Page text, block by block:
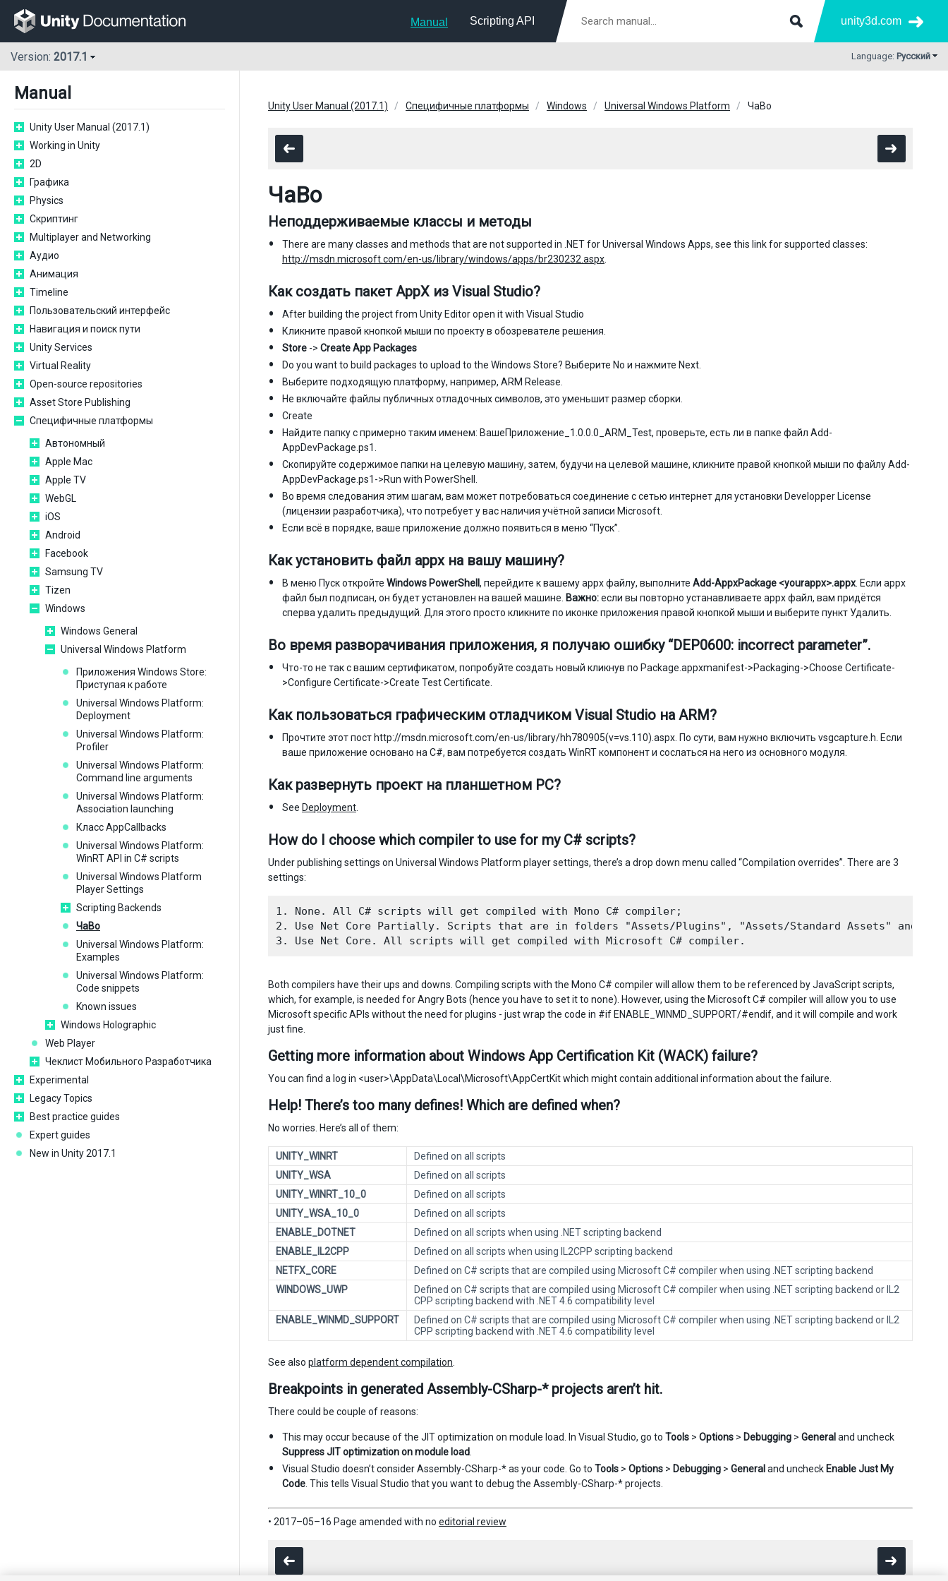
Manual Scripting API unity3d.com
Version: 2017.1 Language: Русский
Manual
Unity User Manual (2017.1)
Working in Unity
2D
Графика
Physics
Скриптинг
Multiplayer and Networking
Аудио
Анимация
Timeline
Пользовательский интерфейс
Навигация и поиск пути
Unity Services
Virtual Reality
Open-source repositories
Asset Store Publishing
Специфичные платформы
Автономный
Apple Mac
Apple TV
WebGL
iOS
Android
Facebook
Samsung TV
Tizen
Windows
Windows General
Universal Windows Platform
Приложения Windows Store:
Приступая к работе
Universal Windows Platform:
Deployment
Universal Windows Platform:
Profiler
Universal Windows Platform:
Command line arguments
Universal Windows Platform:
Association launching
Класс AppCallbacks
Universal Windows Platform:
WinRT API in C# scripts
Universal Windows Platform
Player Settings
Scripting Backends
ЧаВо
Universal Windows Platform:
Examples
Universal Windows Platform:
Code snippets
Known issues
Windows Holographic
Web Player
Чеклист Мобильного Разработчика
Experimental
Legacy Topics
Best practice guides
Expert guides
New in Unity 2017.1
Unity User Manual (2017.1) Специфичные платформы Windows Universal Windows Platform ЧаВо
ЧаВо
Неподдерживаемые классы и методы
There are many classes and methods that are not supported in .NET for Universal Windows Apps, see this link for supported classes:
http://msdn.microsoft.com/en-us/library/windows/apps/br230232.aspx
Как создать пакет AppX из Visual Studio?
After building the project from Unity Editor open it with Visual Studio
Кликните правой кнопкой мыши по проекту в обозревателе решения.
Store -> Create App Packages
Do you want to build packages to upload to the Windows Store? Выберите No и нажмите Next.
Выберите подходящую платформу, например, ARM Release.
Не включайте файлы публичных отладочных символов, это уменьшит размер сборки.
Create
Найдите папку с примерно таким именем: ВашеПриложение_1.0.0.0_ARM_Test, проверьте, есть ли в папке файл Add-
AppDevPackage.ps1.
Скопируйте содержимое папки на целевую машину, затем, будучи на целевой машине, кликните правой кнопкой мыши по файлу Add-
AppDevPackage.ps1->Run with PowerShell.
Во время следования этим шагам, вам может потребоваться соединение с сетью интернет для установки Developper License
(лицензии разработчика), что потребует у вас наличия учётной записи Microsoft.
Если всё в порядке, ваше приложение должно появиться в меню “Пуск”.
Как установить файл appx на вашу машину?
В меню Пуск откройте Windows PowerShell , перейдите к вашему appx файлу, выполните Add-AppxPackage <yourappx>.appx . Если appx
файл был подписан, он будет установлен на вашей машине. Важно:если вы повторно устанавливаете appx файл, вам придётся
сперва удалить предыдущий. Для этого просто кликните по иконке приложения правой кнопкой мыши и выберите пункт Удалить.
Во время разворачивания приложения, я получаю ошибку “DEP0600: incorrect parameter”.
Что-то не так с вашим сертификатом, попробуйте создать новый кликнув по Package.appxmanifest->Packaging->Choose Certificate-
>Configure Certificate->Create Test Certificate.
Как пользоваться графическим отладчиком Visual Studio на ARM?
Прочтите этот пост http://msdn.microsoft.com/en-us/library/hh780905(v=vs.110).aspx. По сути, вам нужно включить vsgcapture.h. Если
ваше приложение основано на C#, вам потребуется создать WinRT компонент и сослаться на него из основного модуля.
Как развернуть проект на планшетном PC?
See Deployment
How do I choose which compiler to use for my C# scripts?
Under publishing settings on Universal Windows Platform player settings, there’s a drop down menu called “Compilation overrides”. There are 3
settings:
1. None. All C# scripts will get compiled with Mono C# compiler;
2. Use Net Core Partially. Scripts that are in folders "Assets/Plugins", "Assets/Standard Assets" and
Both compilers have their ups and downs. Compiling scripts with the Mono C# compiler will allow them to be referenced by JavaScript scripts,
which, for example, is needed for Angry Bots (hence you have to set it to none). However, using the Microsoft C# compiler will allow you to use
Microsoft specific APIs without the need for plugins - just wrap the code in #if ENABLE_WINMD_SUPPORT/#endif, and it will compile and work
just fine.
Getting more information about Windows App Certification Kit (WACK) failure?
You can find a log in <user>\AppData\Local\Microsoft\AppCertKit which might contain additional information about the failure.
Help! There’s too many defines! Which are defined when?
No worries. Here’s all of them:
UNITY_WINRT
Defined on all scripts
UNITY_WSA
Defined on all scripts
UNITY_WINRT_10_0
Defined on all scripts
UNITY_WSA_10_0
Defined on all scripts
ENABLE_DOTNET
Defined on all scripts when using .NET scripting backend
ENABLE_IL2CPP
Defined on all scripts when using IL2CPP scripting backend
NETFX_CORE
Defined on C# scripts that are compiled using Microsoft C# compiler when using .NET scripting backend
WINDOWS_UWP
Defined on C# scripts that are compiled using Microsoft C# compiler when using .NET scripting backend or IL2
CPP scripting backend with .NET 4.6 compatibility level
ENABLE_WINMD_SUPPORT
Defined on C# scripts that are compiled using Microsoft C# compiler when using .NET scripting backend or IL2
CPP scripting backend with .NET 4.6 compatibility level
See also platform dependent compilation
Breakpoints in generated Assembly-CSharp-* projects aren’t hit.
There could be couple of reasons:
This may occur because of the JIT optimization on module load. In Visual Studio, go to Tools > Options > Debugging > General and uncheck
Suppress JIT optimization on module load
Visual Studio doesn’t consider Assembly-CSharp-* as your code. Go to Tools > Options > Debugging > General and uncheck Enable Just My
Code . This tells Visual Studio that you want to debug the Assembly-CSharp-* projects.
• 2017–05–16 Page amended with no editorial review